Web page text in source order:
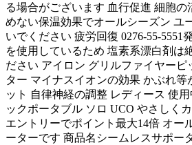
る場合がございます 血行促進 細胞の
めない保温効果でオールシーズン ユ
いでください 疲労回復 0276-55-5551
を使用しているため 塩素系漂白剤は
ださい アイロン グリルファイヤーピ
ター マイナスイオンの効果 かぶれ等
ット 自律神経の調整 レディース 使
ックポータブル ソロ UCO やさしく
エントリーでポイント最大14倍 オー
ーターです 商品名シームレスサポー